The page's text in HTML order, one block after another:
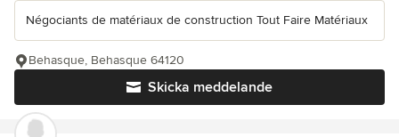
Négociants de matériaux de construction Tout Faire Matériaux
Skicka meddelande
Behasque, Behasque 64120